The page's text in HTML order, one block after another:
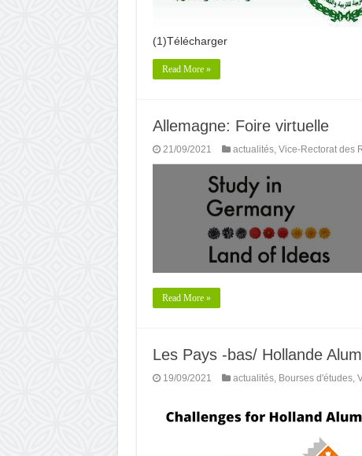
(1)Télécharger
Read More »
Allemagne: Foire virtuelle
21/09/2021 actualités, Vice-Rectorat des
Read More »
Les Pays -bas/ Hollande
19/09/2021 actualités, Bourses d'études,